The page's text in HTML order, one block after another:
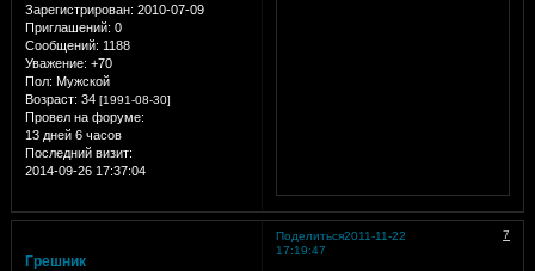
Зарегистрирован: 2010-07-09
Приглашений: 0
Сообщений: 1188
Уважение: +70
Пол: Мужской
Возраст: 34 [1991-08-30]
Провел на форуме:
13 дней 6 часов
Последний визит:
2014-09-26 17:37:04
Поделиться 7
2011-11-22
17:19:47
Грешник